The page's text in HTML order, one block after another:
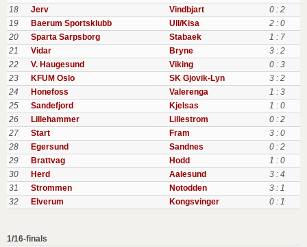
18
Jerv Vindbjart
0 : 2
19
Baerum Sportsklubb Ull/Kisa
2 : 0
20
Sparta Sarpsborg Stabaek
1 : 7
21
Vidar Bryne
3 : 2
22
V. Haugesund Viking
0 : 3
23
KFUM Oslo SK Gjovik-Lyn
3 : 2
24
Honefoss Valerenga
1 : 3
25
Sandefjord Kjelsas
1 : 0
26
Lillehammer Lillestrom
0 : 2
27
Start Fram
3 : 0
28
Egersund Sandnes
0 : 2
29
Brattvag Hodd
1 : 0
30
Herd Aalesund
3 : 4
31
Strommen Notodden
3 : 1
32
Elverum Kongsvinger 0 : 1
1/16-finals